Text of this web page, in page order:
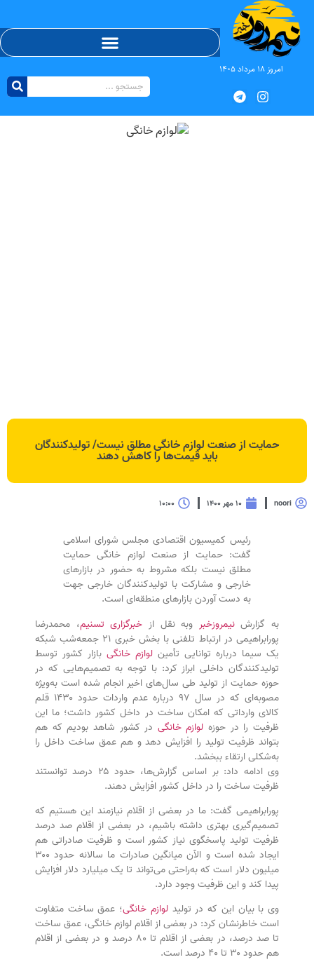
امروز ۱۸ مرداد ۱۴۰۵
حمایت از صنعت لوازم خانگی مطلق نیست/ تولیدکنندگان
باید قیمت‌ها را کاهش دهند
noori ۱۰ مهر ۱۴۰۰ ۱۰:۰۰
رئیس کمیسیون اقتصادی مجلس شورای اسلامی
گفت: حمایت از صنعت لوازم خانگی حمایت
مطلق نیست بلکه مشروط به حضور در بازار‌های
خارجی و مشارکت با تولیدکنندگان خارجی جهت
به دست آوردن بازار‌های منطقه‌ای است.
به گزارشنیمروزخبر وبه نقل از خبرگزاری تسنیم، محمدرضا
پورابراهیمی در ارتباط تلفنی با بخش خبری ۲۱ جمعه‌شب شبکه
یک سیما درباره توانایی تأمین لوازم خانگی بازار کشور توسط
تولیدکنندگان داخلی ابراز کرد: با توجه به تصمیم‌هایی که در
حوزه حمایت از تولید طی سال‌های اخیر انجام شده است به‌ویژه
مصوبه‌ای که در سال ۹۷ درباره عدم واردات حدود ۱۴۳۰ قلم
کالای وارداتی که امکان ساخت در داخل کشور داشت؛ ما این
ظرفیت را در حوزه لوازم خانگی در کشور شاهد بودیم که هم
بتواند ظرفیت تولید را افزایش دهد و هم عمق ساخت داخل را
به‌شکلی ارتقاء ببخشد.
وی ادامه داد: بر اساس گزارش‌ها، حدود ۲۵ درصد توانستند
ظرفیت ساخت را در داخل کشور افزایش دهند.
پورابراهیمی گفت: ما در بعضی از اقلام نیازمند این هستیم که
تصمیم‌گیری بهتری داشته باشیم، در بعضی از اقلام صد درصد
ظرفیت تولید پاسخگوی نیاز کشور است و ظرفیت صادراتی هم
ایجاد شده است و الآن میانگین صادرات ما سالانه حدود ۳۰۰
میلیون دلار است که به‌راحتی می‌تواند تا یک میلیارد دلار افزایش
پیدا کند و این ظرفیت وجود دارد.
وی با بیان این که در تولیدلوازم خانگی؛ عمق ساخت متفاوت
است خاطرنشان کرد: در بعضی از اقلام لوازم خانگی، عمق ساخت
تا صد درصد، در بعضی از اقلام تا ۸۰ درصد و در بعضی از اقلام
هم حدود ۳۰ تا ۴۰ درصد است.